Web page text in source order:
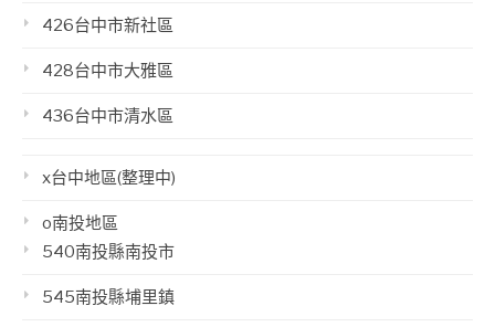
426台中市新社區
428台中市大雅區
436台中市清水區
x台中地區(整理中)
o南投地區
540南投縣南投市
545南投縣埔里鎮